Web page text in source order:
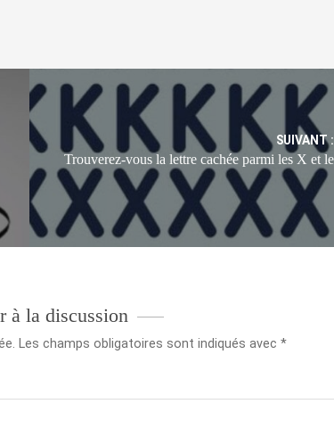
SUIVANT :
Trouverez-vous la lettre cachée parmi les X et
à la discussion
Les champs obligatoires sont indiqués avec *